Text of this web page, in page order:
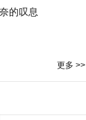
的叹息
更多 >>